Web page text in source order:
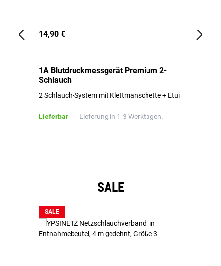
14,90 €
1A Blutdruckmessgerät Premium 2-
Schlauch
2 Schlauch-System mit Klettmanschette + Etui
Lieferbar | Lieferung in 1-3 Werktagen.
SALE
SALE